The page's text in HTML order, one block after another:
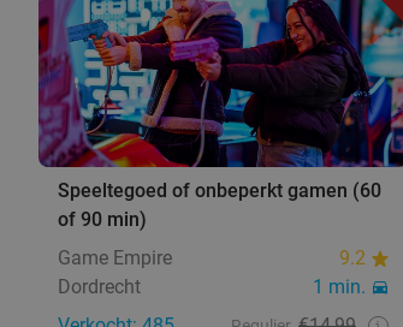
Speeltegoed of onbeperkt gamen (60
of 90 min)
Game Empire
9.2
Dordrecht
1 min.